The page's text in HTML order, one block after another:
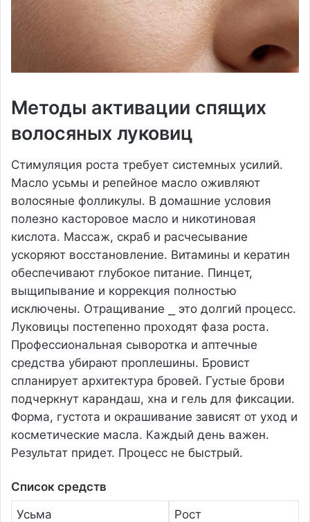
Методы активации спящих
волосяных луковиц
Стимуляция роста требует системных усилий.
Масло усьмы и репейное масло оживляют
волосяные фолликулы. В домашние условия
полезно касторовое масло и никотиновая
кислота. Массаж, скраб и расчесывание
ускоряют восстановление. Витамины и кератин
обеспечивают глубокое питание. Пинцет,
выщипывание и коррекция полностью
исключены. Отращивание ⎯ это долгий процесс.
Луковицы постепенно проходят фаза роста.
Профессиональная сыворотка и аптечные
средства убирают проплешины. Бровист
спланирует архитектура бровей. Густые брови
подчеркнут карандаш, хна и гель для фиксации.
Форма, густота и окрашивание зависят от уход и
косметические масла. Каждый день важен.
Результат придет. Процесс не быстрый.
Список средств
Усьма
Рост